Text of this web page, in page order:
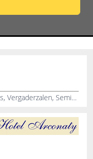
Personeelsfeesten, Meeting, Recepties, Vergaderzalen, Seminariezalen, Zakenhotel, Jubileum vieren, Hotel, Hotels in Belgie